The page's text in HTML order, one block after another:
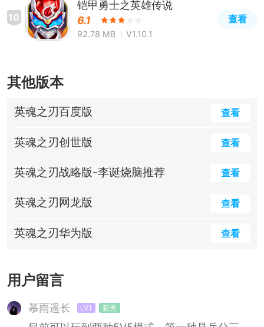
10
铠甲勇士之英雄传说
6.1
92.78 MB V1.10.1
查看
其他版本
英魂之刃百度版 查看
英魂之刃创世版 查看
英魂之刃战略版-李诞烧脑推荐 查看
英魂之刃网龙版 查看
英魂之刃华为版 查看
用户留言
慕雨遥长 LV1 新秀